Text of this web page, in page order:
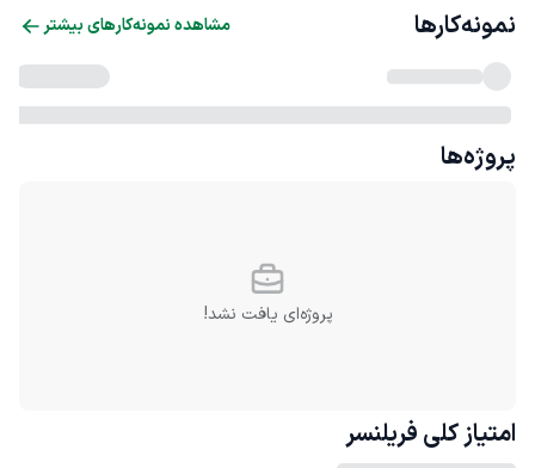
نمونه‌کارها مشاهده نمونه‌کارهای بیشتر
پروژه‌ها
پروژه‌ای یافت نشد!
امتیاز کلی فریلنسر